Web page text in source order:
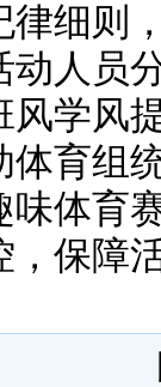
细则
人员
风学风
育组
体育
，保障